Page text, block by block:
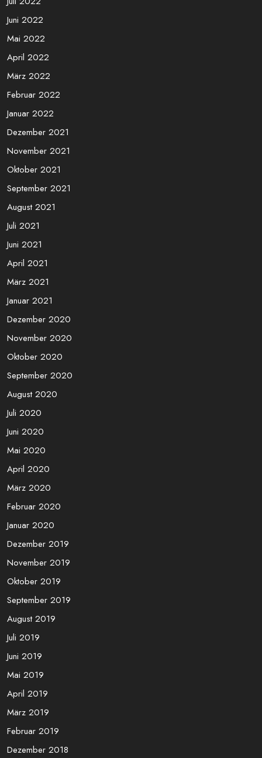
November 2022
Oktober 2022
September 2022
August 2022
Juli 2022
Juni 2022
Mai 2022
April 2022
März 2022
Februar 2022
Januar 2022
Dezember 2021
November 2021
Oktober 2021
September 2021
August 2021
Juli 2021
Juni 2021
April 2021
März 2021
Januar 2021
Dezember 2020
November 2020
Oktober 2020
September 2020
August 2020
Juli 2020
Juni 2020
Mai 2020
April 2020
März 2020
Februar 2020
Januar 2020
Dezember 2019
November 2019
Oktober 2019
September 2019
August 2019
Juli 2019
Juni 2019